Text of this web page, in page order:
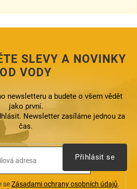
a
í
v
k
y
ý
p
i
s
u
SLEVY A NOVINKY
OD VODY
newsletteru a budete o všem vědět
jako první.
Newsletter zasíláme jednou za
čas.
seZásadami ochrany osobních údajů.
Přihlásit se